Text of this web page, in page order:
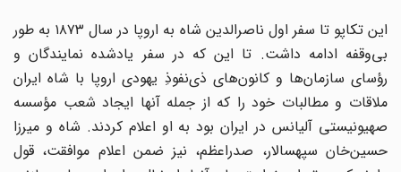
این تکاپو تا سفر اول ناصرالدین شاه به اروپا در سال ۱۸۷۳ به طور
بی‌وقفه ادامه داشت. تا این که در سفر یادشده نمایندگان و
رؤسای سازمان‌ها و کانون‌های ذی‌نفوذِ یهودی اروپا با شاه ایران
ملاقات و مطالبات خود را که از جمله آنها ایجاد شعب مؤسسه
صهیونیستی آلیانس در ایران بود به او اعلام کردند. شاه و میرزا
حسین‌خان سپهسالار، صدراعظم، نیز ضمن اعلام موافقت، قول